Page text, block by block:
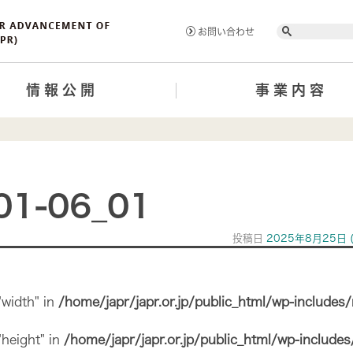
お問い合わせ Search
情報公開 事業内容
06_01
投稿日 2025年8月25日
in /home/japr/japr.or.jp/public_html/wp-includes/
in /home/japr/japr.or.jp/public_html/wp-